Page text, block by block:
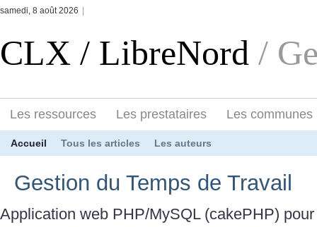
samedi, 8 août 2026
CLX / LibreNord /
Les ressources Les prestataires Les communes
Accueil Tous les articles Les auteurs
Gestion du Temps de Travail
Application web PHP/MySQL (cakePHP)